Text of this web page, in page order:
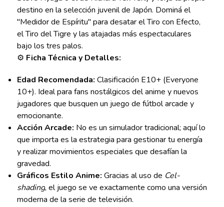
destino en la selección juvenil de Japón. Dominá el
"Medidor de Espíritu" para desatar el Tiro con Efecto,
el Tiro del Tigre y las atajadas más espectaculares
bajo los tres palos.
⚙️ Ficha Técnica y Detalles:
Edad Recomendada: Clasificación E10+ (Everyone
10+). Ideal para fans nostálgicos del anime y nuevos
jugadores que busquen un juego de fútbol arcade y
emocionante.
Acción Arcade: No es un simulador tradicional; aquí lo
que importa es la estrategia para gestionar tu energía
y realizar movimientos especiales que desafían la
gravedad.
Gráficos Estilo Anime: Gracias al uso de Cel-
shading, el juego se ve exactamente como una versión
moderna de la serie de televisión.